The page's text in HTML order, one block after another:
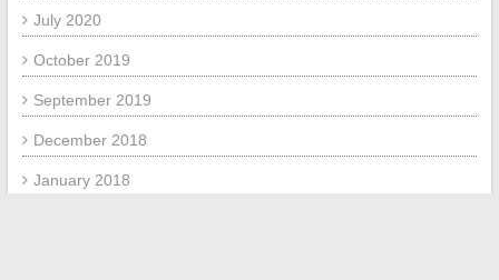
July 2020
October 2019
September 2019
December 2018
January 2018